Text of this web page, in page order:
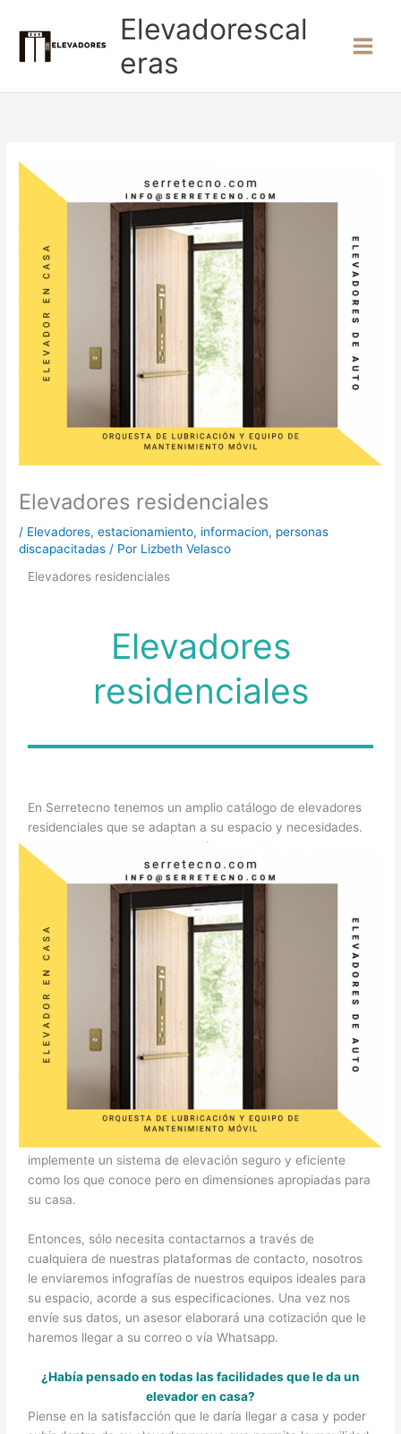
contenido
Elevadorescal
eras
Elevadores residenciales
/ Elevadores,estacionamiento, informacion, personas
discapacitadas / Por Lizbeth Velasco
Elevadores residenciales
Elevadores
residenciales
En Serretecno tenemos un amplio catálogo de elevadores
residenciales que se adaptan a su espacio y necesidades.
Un elevador en casa es garantía de movilidad y
accesibilidad para todos entre niveles.
Elevador residencial
Cuándo piensa en un elevador en casa, ¿qué viene a su
mente?, Seguramente, la facilidad de movilidad en su
hogar.
Y en la actualidad, contar con un elevador en casa es una
herramienta eficiente de movilidad y accesibilidad a
cualquier rincón d su hogar.
Además, conocemos los elevadores en corporativos
comerciales o condominios residenciales y nos parecen
implemente un sistema de elevación seguro y eficiente
como los que conoce pero en dimensiones apropiadas para
su casa.
Entonces, sólo necesita contactarnos a través de
cualquiera de nuestras plataformas de contacto, nosotros
le enviaremos infografías de nuestros equipos ideales para
su espacio, acorde a sus especificaciones. Una vez nos
envíe sus datos, un asesor elaborará una cotización que le
haremos llegar a su correo o vía Whatsapp.
¿Había pensado en todas las facilidades que le da un
elevador en casa?
Piense en la satisfacción que le daría llegar a casa y poder